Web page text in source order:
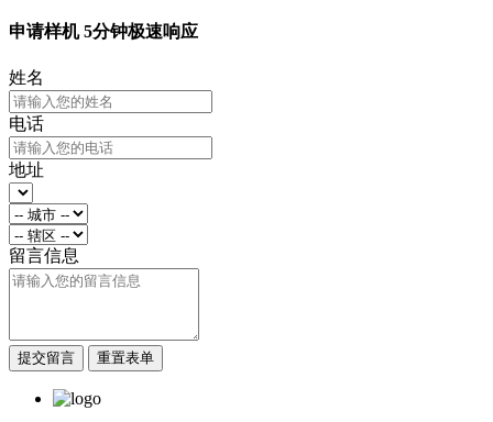
申请样机5分钟极速响应
姓名
电话
地址
留言信息
提交留言 重置表单